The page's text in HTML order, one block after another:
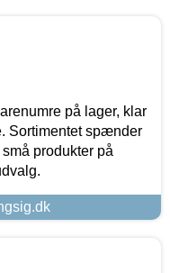
på lager, klar
Sortimentet spænder
produkter på